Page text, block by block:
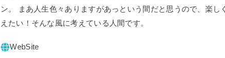
ン。 まあ人生色々ありますがあっという間だと思うので、楽し
えたい！そんな風に考えている人間です。